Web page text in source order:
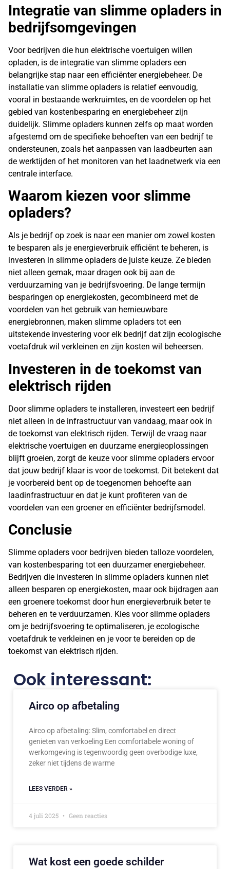
Integratie van slimme opladers in
bedrijfsomgevingen
Voor bedrijven die hun elektrische voertuigen willen
opladen, is de integratie van slimme opladers een
belangrijke stap naar een efficiënter energiebeheer. De
installatie van slimme opladers is relatief eenvoudig,
vooral in bestaande werkruimtes, en de voordelen op het
gebied van kostenbesparing en energiebeheer zijn
duidelijk. Slimme opladers kunnen zelfs op maat worden
afgestemd om de specifieke behoeften van een bedrijf te
ondersteunen, zoals het aanpassen van laadbeurten aan
de werktijden of het monitoren van het laadnetwerk via een
centrale interface.
Waarom kiezen voor slimme
opladers?
Als je bedrijf op zoek is naar een manier om zowel kosten
te besparen als je energieverbruik efficiënt te beheren, is
investeren in slimme opladers de juiste keuze. Ze bieden
niet alleen gemak, maar dragen ook bij aan de
verduurzaming van je bedrijfsvoering. De lange termijn
besparingen op energiekosten, gecombineerd met de
voordelen van het gebruik van hernieuwbare
energiebronnen, maken slimme opladers tot een
uitstekende investering voor elk bedrijf dat zijn ecologische
voetafdruk wil verkleinen en zijn kosten wil beheersen.
Investeren in de toekomst van
elektrisch rijden
Door slimme opladers te installeren, investeert een bedrijf
niet alleen in de infrastructuur van vandaag, maar ook in
de toekomst van elektrisch rijden. Terwijl de vraag naar
elektrische voertuigen en duurzame energieoplossingen
blijft groeien, zorgt de keuze voor slimme opladers ervoor
dat jouw bedrijf klaar is voor de toekomst. Dit betekent dat
je voorbereid bent op de toegenomen behoefte aan
laadinfrastructuur en dat je kunt profiteren van de
voordelen van een groener en efficiënter bedrijfsmodel.
Conclusie
Slimme opladers voor bedrijven bieden talloze voordelen,
van kostenbesparing tot een duurzamer energiebeheer.
Bedrijven die investeren in slimme opladers kunnen niet
alleen besparen op energiekosten, maar ook bijdragen aan
een groenere toekomst door hun energieverbruik beter te
beheren en te verduurzamen. Kies voor slimme opladers
om je bedrijfsvoering te optimaliseren, je ecologische
voetafdruk te verkleinen en je voor te bereiden op de
toekomst van elektrisch rijden.
Ook interessant:
Airco op afbetaling
Airco op afbetaling: Slim, comfortabel en direct
genieten van verkoeling Een comfortabele woning of
werkomgeving is tegenwoordig geen overbodige luxe,
zeker niet tijdens de warme
LEES VERDER »
4 juli 2025 Geen reacties
Wat kost een goede schilder